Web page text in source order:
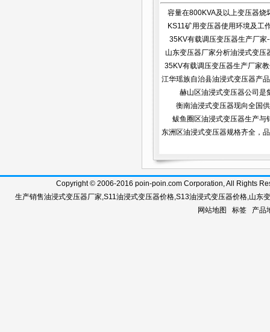
容量在800KVA及以上变压器烧
KS11矿用变压器使用环境及工
35KV有载调压变压器生产厂家
山东变压器厂家分析油浸式变压
装...
35KV有载调压变压器生产厂家
江华瑶族自治县油浸式变压器产
赫山区油浸式变压器公司是
衡南油浸式变压器现向全国
鲅鱼圈区油浸式变压器生产与
东洲区油浸式变压器规格齐全，
Copyright © 2006-2016 poin-poin.com Corporation, All Rights
生产销售油浸式变压器厂家,S11油浸式变压器价格,S13油浸式变压器价格,山东
网站地图
标签 产品